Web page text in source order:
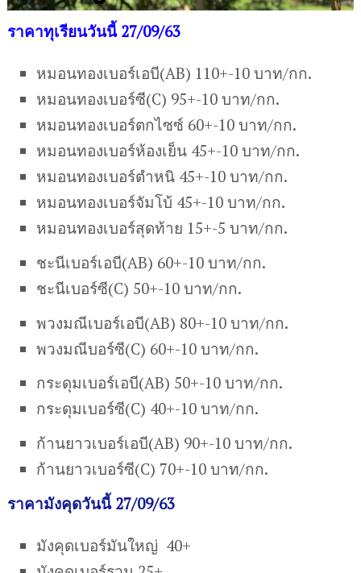
ราคาทุเรียนวันนี้ 27/09/63
หมอนทองเบอร์เอบี(AB) 110+-10 บาท/กก.
หมอนทองเบอร์ซี(C) 95+-10 บาท/กก.
หมอนทองเบอร์ตกไซซ์ 60+-10 บาท/กก.
หมอนทองเบอร์ห้องเย็น 45+-10 บาท/กก.
หมอนทองเบอร์ตำหนิ 45+-10 บาท/กก.
หมอนทองเบอร์จัมโบ้ 45+-10 บาท/กก.
หมอนทองเบอร์สุดท้าย 15+-5 บาท/กก.
ชะนีเบอร์เอบี(AB) 60+-10 บาท/กก.
ชะนีเบอร์ซี(C) 50+-10 บาท/กก.
พวงมณีเบอร์เอบี(AB) 80+-10 บาท/กก.
พวงมณีบอร์ซี(C) 60+-10 บาท/กก.
กระดุมเบอร์เอบี(AB) 50+-10 บาท/กก.
กระดุมเบอร์ซี(C) 40+-10 บาท/กก.
ก้านยาวเบอร์เอบี(AB) 90+-10 บาท/กก.
ก้านยาวเบอร์ซี(C) 70+-10 บาท/กก.
ราคามังคุดวันนี้ 27/09/63
มังคุดเบอร์มันใหญ่ 40+